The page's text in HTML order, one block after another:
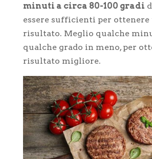
minuti a circa 80-100 gradi
essere sufficienti per ottenere
risultato. Meglio qualche
qualche grado in meno, per
risultato migliore.